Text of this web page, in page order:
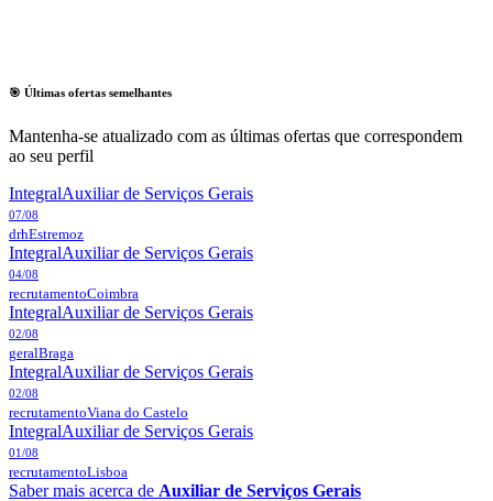
🎯 Últimas ofertas semelhantes
Mantenha-se atualizado com as últimas ofertas que correspondem
ao seu perfil
IntegralAuxiliar de Serviços Gerais
07/08
drhEstremoz
IntegralAuxiliar de Serviços Gerais
04/08
recrutamentoCoimbra
IntegralAuxiliar de Serviços Gerais
02/08
geralBraga
IntegralAuxiliar de Serviços Gerais
02/08
recrutamentoViana do Castelo
IntegralAuxiliar de Serviços Gerais
01/08
recrutamentoLisboa
Saber mais acerca de Auxiliar de Serviços Gerais